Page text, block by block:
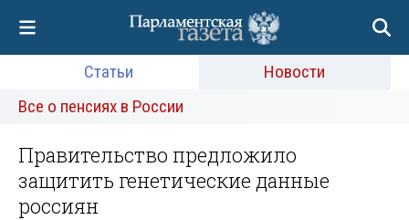
Статьи
Новости
Все о пенсиях в России
Правительство предложило
защитить генетические данные
россиян